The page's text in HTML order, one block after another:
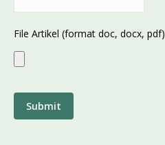
File Artikel (format doc, docx, pdf)